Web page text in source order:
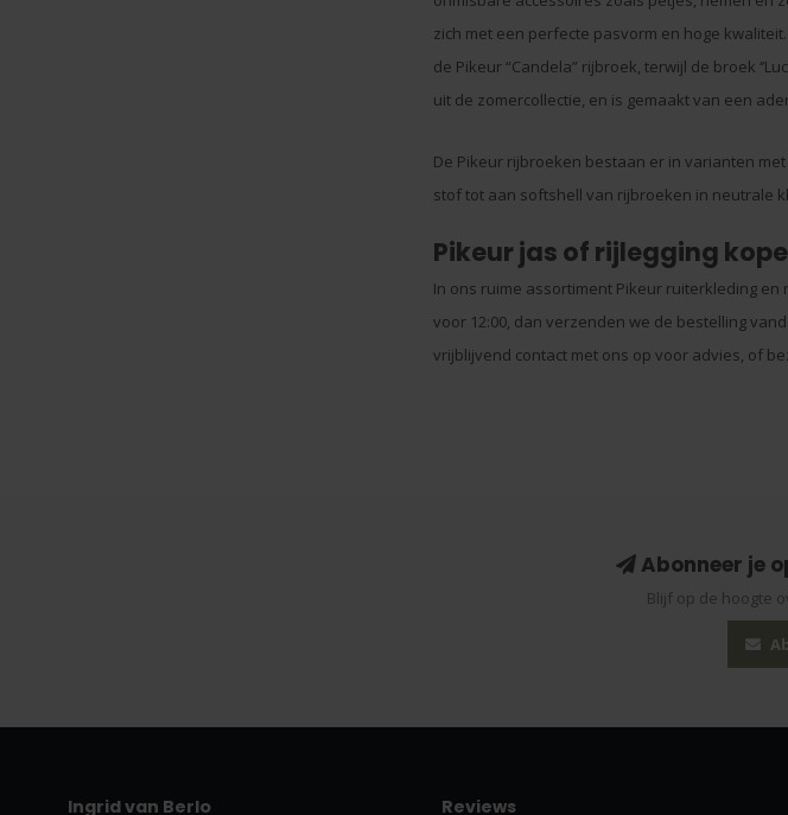
zich met een perfecte pasvorm en hoge
de Pikeur “Candela” rijbroek, terwijl de broek
uit de zomercollectie, en is gemaakt van een
De Pikeur rijbroeken bestaan er in varianten
stof tot aan softshell van rijbroeken in neutrale
Pikeur jas of rijlegging
In ons ruime assortiment Pikeur ruiterkleding
voor 12:00, dan verzenden we de bestelling
vrijblijvend contact met ons op voor advies, of
Abonneer je
Blijf op de hoogte
Ingrid van Berlo Reviews